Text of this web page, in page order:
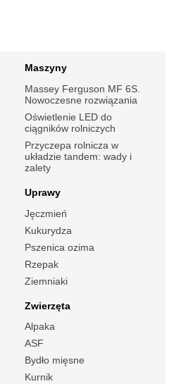
Maszyny
Massey Ferguson MF 6S.
Nowoczesne rozwiązania
Oświetlenie LED do
ciągników rolniczych
Przyczepa rolnicza w
układzie tandem: wady i
zalety
Uprawy
Jęczmień
Kukurydza
Pszenica ozima
Rzepak
Ziemniaki
Zwierzęta
Alpaka
ASF
Bydło mięsne
Kurnik